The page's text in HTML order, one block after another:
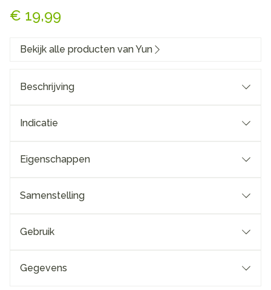
€ 19,99
Bekijk alle producten van Yun
Beschrijving
Indicatie
Eigenschappen
Samenstelling
Gebruik
Gegevens